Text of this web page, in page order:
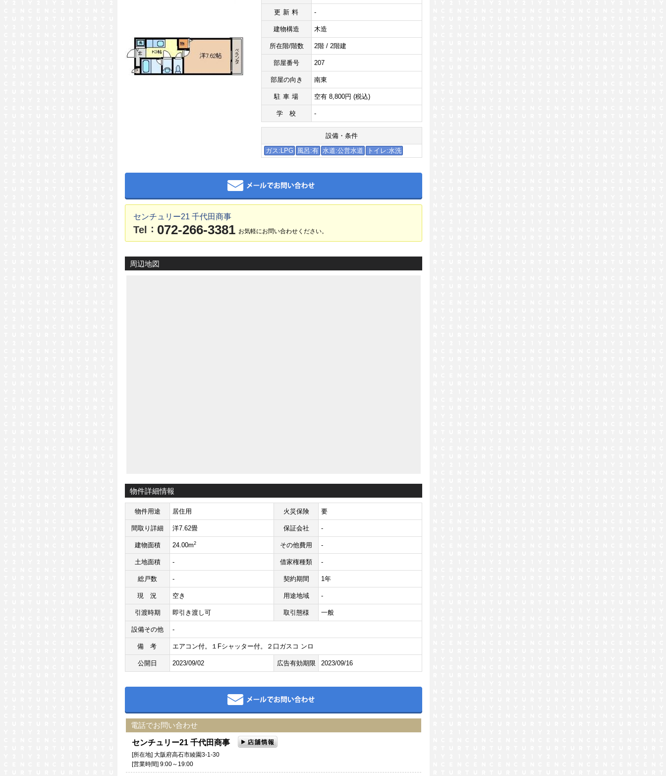
更新料 -
建物構造 木造
所在階/階数 2階 / 2階建
部屋番号 207
部屋の向き 南東
駐車場 空有 8,800円 (税込)
学校 -
設備・条件
ガス:LPG
風呂:有 水道:公営水道 トイレ:水洗
センチュリー21 千代田商事
Tel ： 072-266-3381 お気軽にお問い合わせください。
周辺地図
物件詳細情報
物件用途 居住用 火災保険 要
間取り詳細 洋7.62畳 保証会社 -
建物面積 24.00m2 その他費用 -
土地面積 - 借家権種類 -
総戸数 - 契約期間 1年
現況 空き 用途地域 -
引渡時期 即引き渡し可 取引態様 一般
設備その他 -
備考 エアコン付。１Fシャッター付。２口ガスコ ンロ
公開日 2023/09/02 広告有効期限 2023/09/16
電話でお問い合わせ
センチュリー21 千代田商事
[所在地] 大阪府高石市綾園3-1-30
[営業時間] 9:00～19:00